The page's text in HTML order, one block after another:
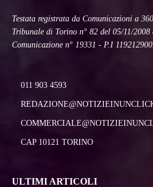
Testata registrata da Comunicazioni a
Tribunale di Torino n° 82 del 05/11/
Comunicazione n° 19331 - P.I
011 903 4593
CAP 10121 TORINO
ULTIMI ARTICOLI